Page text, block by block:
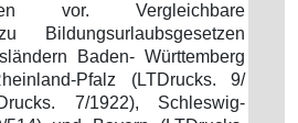
vor. Vergleichbare
Bildungsurlaubsgesetzen
Baden- Württemberg
Pfalz (LTDrucks. 9/
7/1922), Schleswig-